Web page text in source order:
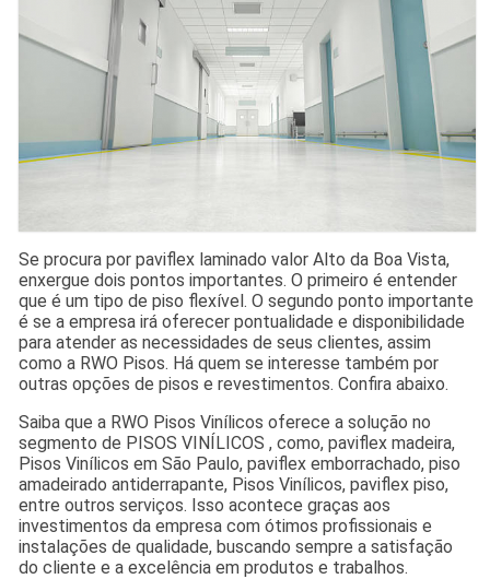
Se procura por paviflex laminado valor Alto da Boa Vista,
enxergue dois pontos importantes. O primeiro é entender
que é um tipo de piso flexível. O segundo ponto importante
é se a empresa irá oferecer pontualidade e disponibilidade
para atender as necessidades de seus clientes, assim
como a RWO Pisos. Há quem se interesse também por
outras opções de pisos e revestimentos. Confira abaixo.
Saiba que a RWO Pisos Vinílicos oferece a solução no
segmento de PISOS VINÍLICOS , como, paviflex madeira,
Pisos Vinílicos em São Paulo, paviflex emborrachado, piso
amadeirado antiderrapante, Pisos Vinílicos, paviflex piso,
entre outros serviços. Isso acontece graças aos
investimentos da empresa com ótimos profissionais e
instalações de qualidade, buscando sempre a satisfação
do cliente e a excelência em produtos e trabalhos.